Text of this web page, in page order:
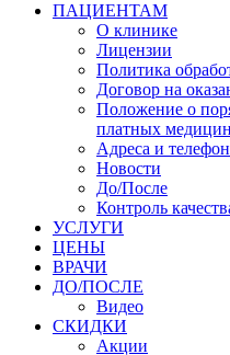
ПАЦИЕНТАМ
О клинике
Лицензии
Политика
Договор на
Положение о
платных
Адреса и
Новости
До/После
Контроль
УСЛУГИ
ЦЕНЫ
ВРАЧИ
ДО/ПОСЛЕ
Видео
СКИДКИ
Акции